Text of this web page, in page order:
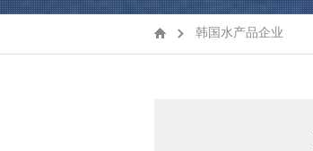
韩国水产品企业